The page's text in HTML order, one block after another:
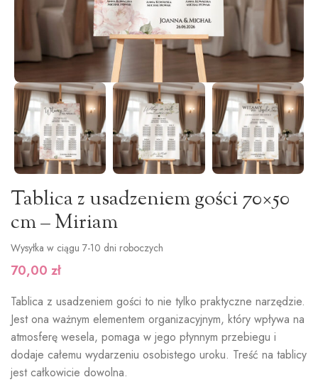
Tablica z usadzeniem gości 70×50
cm – Miriam
Wysyłka w ciągu 7-10 dni roboczych
70,00 zł
Tablica z usadzeniem gości to nie tylko praktyczne narzędzie.
Jest ona ważnym elementem organizacyjnym, który wpływa na
atmosferę wesela, pomaga w jego płynnym przebiegu i
dodaje całemu wydarzeniu osobistego uroku. Treść na tablicy
jest całkowicie dowolna.